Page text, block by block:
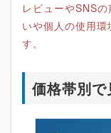
レビューやSNS
いや個人の使用
す。
価格帯別